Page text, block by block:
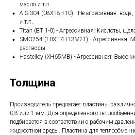
масло и т.п.
AISI304 (08Х18Н10) - Не агресивная: вода,
и т.п.
Titan (ВТ 1-0) - Агрессивная: Кислоты,
SMO254 (10Х17Н13М2Т) - Агрессивная:
растворы
Hastelloy (ХН65МВ) - Агрессивная:
Толщина
Производитель предлагает пластины
0,8 или 1 мм. Для определенного
подбирается в соответствии с рабочим
жидкостной среды. Пластина для